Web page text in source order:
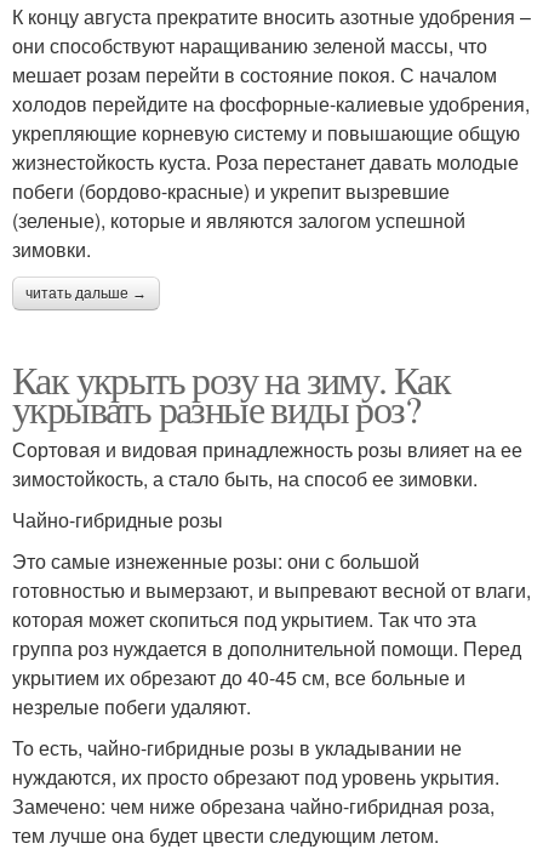
К концу августа прекратите вносить азотные удобрения –
они способствуют наращиванию зеленой массы, что
мешает розам перейти в состояние покоя. С началом
холодов перейдите на фосфорные-калиевые удобрения,
укрепляющие корневую систему и повышающие общую
жизнестойкость куста. Роза перестанет давать молодые
побеги (бордово-красные) и укрепит вызревшие
(зеленые), которые и являются залогом успешной
зимовки.
читать дальше →
Как укрыть розу на зиму. Как
укрывать разные виды роз?
Сортовая и видовая принадлежность розы влияет на ее
зимостойкость, а стало быть, на способ ее зимовки.
Чайно-гибридные розы
Это самые изнеженные розы: они с большой
готовностью и вымерзают, и выпревают весной от влаги,
которая может скопиться под укрытием. Так что эта
группа роз нуждается в дополнительной помощи. Перед
укрытием их обрезают до 40-45 см, все больные и
незрелые побеги удаляют.
То есть, чайно-гибридные розы в укладывании не
нуждаются, их просто обрезают под уровень укрытия.
Замечено: чем ниже обрезана чайно-гибридная роза,
тем лучше она будет цвести следующим летом.